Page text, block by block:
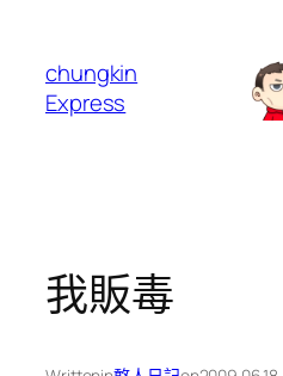
chungkin
Express
我販毒